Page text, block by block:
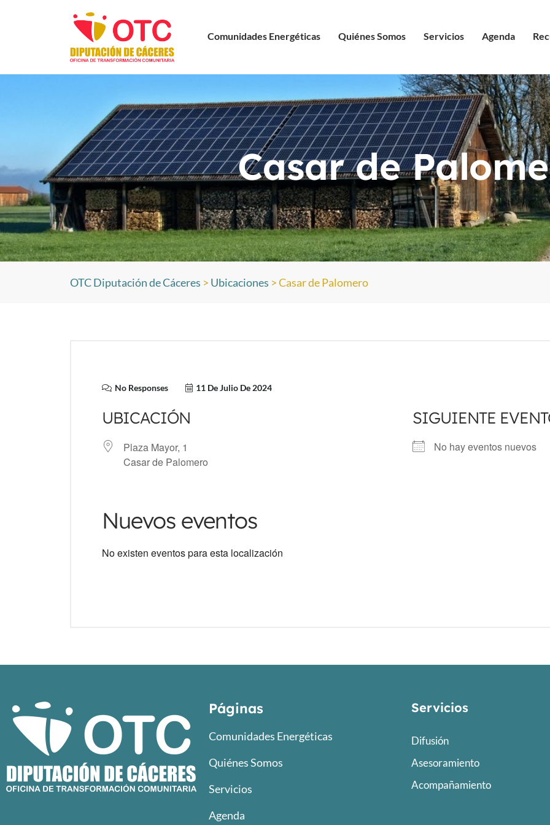
Comunidades Energéticas Quiénes Somos Servicios Agenda
Casar de
OTC Diputación de Cáceres > Ubicaciones >Casar de Palomero
No Responses 11 De Julio De 2024
UBICACIÓN
Plaza Mayor, 1
Casar de Palomero
SIGUIENTE
No hay eventos nuevos
Nuevos eventos
No existen eventos para esta localización
Páginas
Comunidades Energéticas
Quiénes Somos
Servicios
Agenda
Servicios
Difusión
Asesoramiento
Acompañamiento